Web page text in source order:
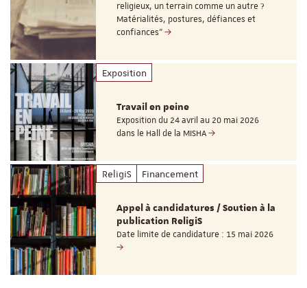
religieux, un terrain comme un autre ?
Matérialités, postures, défiances et
confiances"
Exposition
Travail en peine
Exposition du 24 avril au 20 mai 2026
dans le Hall de la MISHA
ReligiS Financement
Appel à candidatures / Soutien à la
publication ReligiS
Date limite de candidature : 15 mai 2026